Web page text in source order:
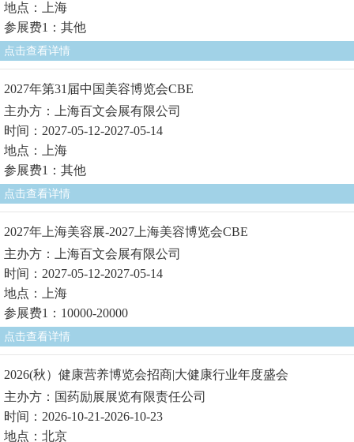
地点：上海
参展费1：其他
点击查看详情
2027年第31届中国美容博览会CBE
主办方：上海百文会展有限公司
时间：2027-05-12-2027-05-14
地点：上海
参展费1：其他
点击查看详情
2027年上海美容展-2027上海美容博览会CBE
主办方：上海百文会展有限公司
时间：2027-05-12-2027-05-14
地点：上海
参展费1：10000-20000
点击查看详情
2026(秋）健康营养博览会招商|大健康行业年度盛会
主办方：国药励展展览有限责任公司
时间：2026-10-21-2026-10-23
地点：北京